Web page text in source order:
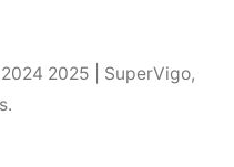
2025 | SuperVigo,